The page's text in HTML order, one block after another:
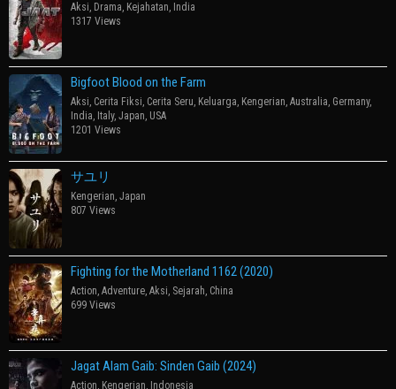
Aksi, Drama, Kejahatan, India
1317 Views
Bigfoot Blood on the Farm
Aksi, Cerita Fiksi, Cerita Seru, Keluarga, Kengerian, Australia, Germany,
India, Italy, Japan, USA
1201 Views
サユリ
Kengerian, Japan
807 Views
Fighting for the Motherland 1162 (2020)
Action, Adventure, Aksi, Sejarah, China
699 Views
Jagat Alam Gaib: Sinden Gaib (2024)
Action, Kengerian, Indonesia